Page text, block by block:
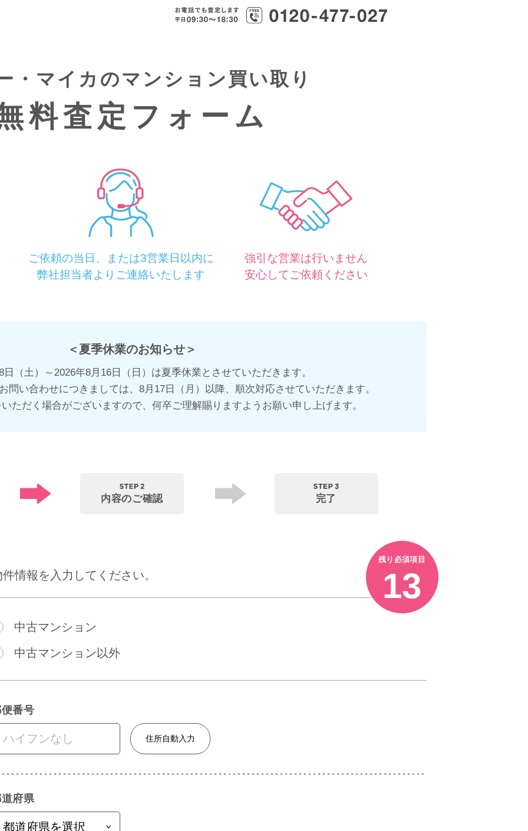
・マイカのマンション買い取り
料査定フォーム
ご依頼の当日、または3営業日以内に
弊社担当者よりご連絡いたします
強引な営業は行いません
安心してご依頼ください
＜夏季休業のお知らせ＞
日（土）～2026年8月16日（日）は夏季休業とさせていただきます。
問い合わせにつきましては、8月17日（月）以降、順次対応させていただきます。
ただく場合がございますので、何卒ご理解賜りますようお願い申し上げます。
内容のご確認 完了
件情報を入力してください。
中古マンション
中古マンション以外
番号
住所自動入力
府県
残り必須項目
13